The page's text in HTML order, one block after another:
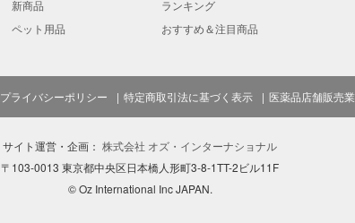
新商品
ランキング
ペット用品 おすすめ＆注目商品
プライバシーポリシー 特定商取引法に基づく表示 医薬品店舗販売業
サイト運営・企画： 株式会社 オズ・インターナショナル
〒103-0013 東京都中央区日本橋人形町3-8-1TT-2ビル11F
© Oz International Inc JAPAN.